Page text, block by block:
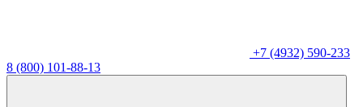
+7 (4932) 590-233
8 (800) 101-88-13